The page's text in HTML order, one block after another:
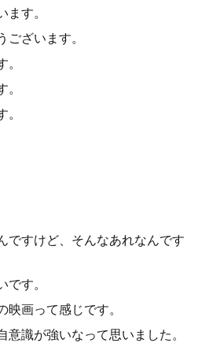
ます。
ございます。
ですけど、そんなあれなんです
す。
画って感じです。
意識が強いなって思いました。